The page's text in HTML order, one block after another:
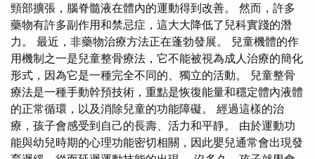
頸部擴張，腦脊髓液在體內的運動得到改善。 然而，許多
藥物有許多副作用和禁忌症，這大大降低了兒科實踐的潛
力。 最近，非藥物治療方法正在蓬勃發展。 兒童機體的作
用機制之一是兒童整骨療法，它不能被視為成人治療的簡化
形式，因為它是一種完全不同的、獨立的活動。 兒童整骨
療法是一種手動幹預技術，重點是恢復能量和穩定體內液體
的正常循環，以及消除兒童的功能障礙。 經過這樣的治
療，孩子會感受到自己的長壽、活力和平靜。 由於運動功
能與幼兒時期的心理功能密切相關，因此嬰兒通常會出現發